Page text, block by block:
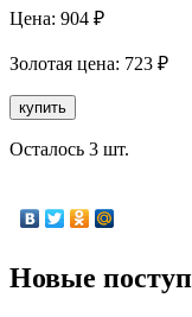
Цена: 904 ₽
Золотая цена: 723 ₽
купить
Осталось 3 шт.
Новые